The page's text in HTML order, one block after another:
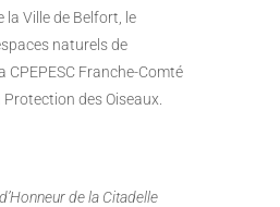
la Ville de Belfort, le
naturels de
CPEPESC Franche-Comté
des Oiseaux.
de la Citadelle